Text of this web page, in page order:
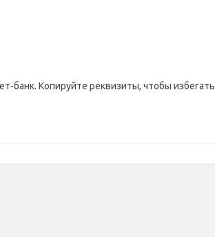
банк. Копируйте реквизиты, чтобы избегать